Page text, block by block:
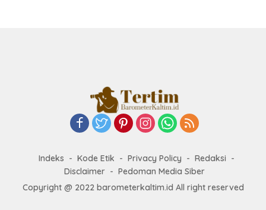
Indeks Kode Etik Privacy Policy
Redaksi
Disclaimer
Pedoman Media Siber
Copyright @ 2022 barometerkaltim.id All right reserved